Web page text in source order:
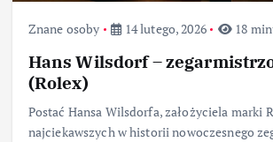
Znane osoby 14 lutego, 2026 18
Hans Wilsdorf –
(Rolex)
Postać Hansa Wilsdorfa, założyciela marki
najciekawszych w historii nowoczesnego